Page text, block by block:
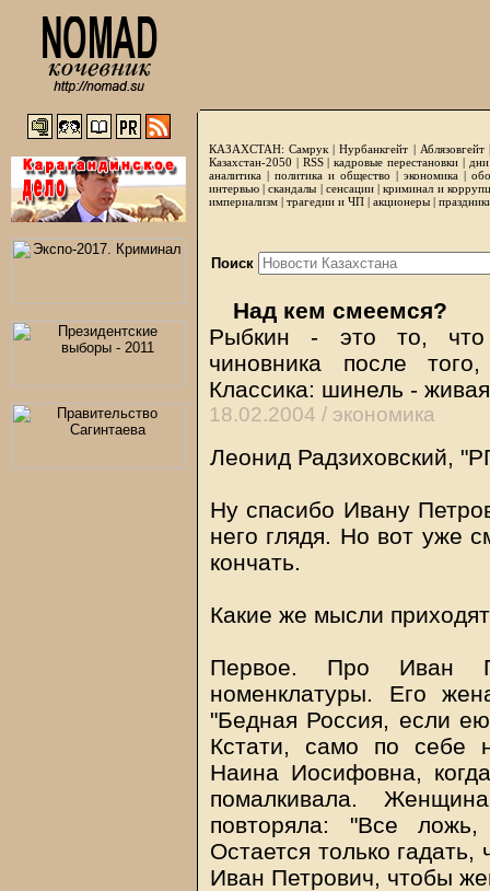
КАЗАХСТАН: Самрук |Нурбанкгейт | Аблязовгейт
Казахстан-2050 | RSS|кадровые перестановки|
аналитика | политика и общество | экономика |
интервью |скандалы | сенсации|криминал и
империализм | трагедии и ЧП | акционеры |
Поиск
Над кем смеемся?
Рыбкин - это то, что
чиновника после
Классика: шинель -
18.02.2004 / экономика
Леонид Радзиховский,
Ну спасибо Ивану
него глядя. Но вот уже
кончать.
Какие же мысли
Первое. Про Иван
номенклатуры. Его
"Бедная Россия, если
Кстати, само по себе
Наина Иосифовна,
помалкивала.
повторяла: "Все ложь,
Остается только
Иван Петрович, чтобы